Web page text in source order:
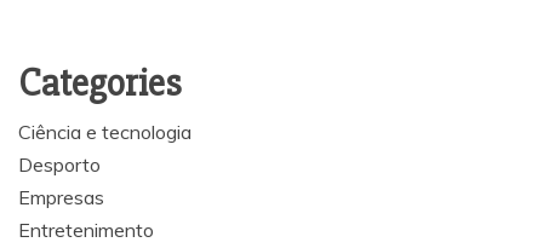
Categories
Ciência e tecnologia
Desporto
Empresas
Entretenimento